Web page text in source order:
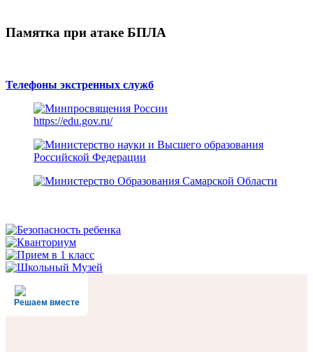
Памятка при атаке БПЛА
Телефоны экстренных служб
https://edu.gov.ru/
Решаем вместе